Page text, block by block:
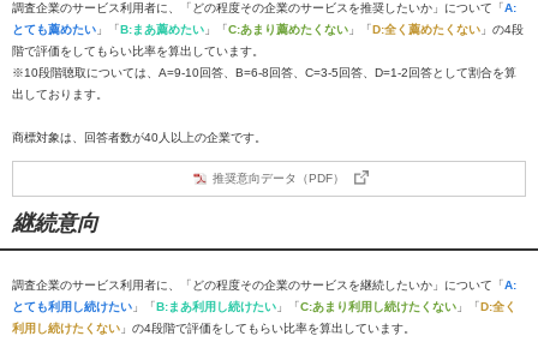
調査企業のサービス利用者に、「どの程度その企業のサービスを推奨したいか」について「A:
とても薦めたい 」「B:まあ薦めたい 」「C:あまり薦めたくない 」「D:全く薦めたくない 」の4段
階で評価をしてもらい比率を算出しています。
※10段階聴取については、A=9-10回答、B=6-8回答、C=3-5回答、D=1-2回答として割合を算
出しております。
商標対象は、回答者数が40人以上の企業です。
推奨意向データ（PDF）
継続意向
調査企業のサービス利用者に、「どの程度その企業のサービスを継続したいか」について「A:
とても利用し続けたい 」「B:まあ利用し続けたい 」「C:あまり利用し続けたくない 」「D:全く
利用し続けたくない 」の4段階で評価をしてもらい比率を算出しています。